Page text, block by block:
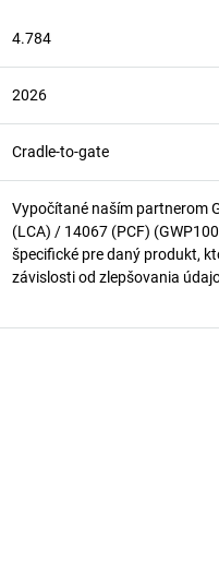
4.784
2026
Cradle-to-gate
Vypočítané naším partnerom
(LCA) / 14067 (PCF)
špecifické pre daný produkt,
závislosti od zlepšovania